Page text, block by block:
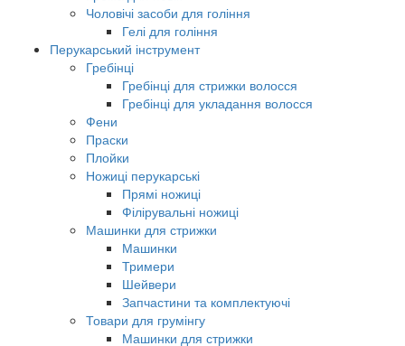
Чоловічі засоби для гоління
Гелі для гоління
Перукарський інструмент
Гребінці
Гребінці для стрижки волосся
Гребінці для укладання волосся
Фени
Праски
Плойки
Ножиці перукарські
Прямі ножиці
Філірувальні ножиці
Машинки для стрижки
Машинки
Тримери
Шейвери
Запчастини та комплектуючі
Товари для грумінгу
Машинки для стрижки